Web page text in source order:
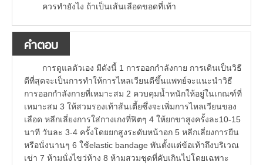
ควรทำยังไง ถ้าเป็นเส้นเลือดขอดที่เท้า
คำตอบ
การดูแลตัวเอง มีดังนี้ 1 การออกกำลังกาย การเดินเป็นวิธี
ดีที่สุดจะเป็นการทำให้การไหลเวียนดีขึ้นแพทย์จะแนะนำวิธี
การออกกำลังกายที่เหมาะสม 2 ควบคุมน้ำหนักให้อยู่ในเกณฑ์ที่
เหมาะสม 3 ให้สวมรองเท้าส้นเตี้ยซึ่งจะเพิ่มการไหลเวียนของ
เลือด หลีกเลี่ยงการใส่กางเกงที่ฟิตๆ 4 ให้ยกขาสูงครั้งละ10-15
นาที วันละ 3-4 ครั้งโดยยกสูงระดับหน้าอก 5 หลีกเลี่ยงการยืน
หรือนั่งนานๆ 6 ใช้elastic bandage พันตั้งแต่ข้อเท้าถึงบริเวณ
เข่า 7 ห้ามนั่งไขว่ห้าง 8 ห้ามสวมชุดที่คับเกินไปโดยเฉพาะ